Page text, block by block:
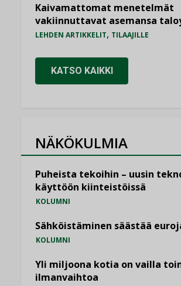
Kaivamattomat menetelmät
vakiinnuttavat asemansa
LEHDEN ARTIKKELIT, TILAAJILLE
KATSO KAIKKI
NÄKÖKULMIA
Puheista tekoihin – uusin
käyttöön kiinteistöissä
KOLUMNI
Sähköistäminen säästää
KOLUMNI
Yli miljoona kotia on vailla
ilmanvaihtoa